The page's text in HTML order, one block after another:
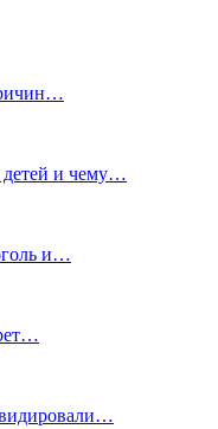
и чему…
и…